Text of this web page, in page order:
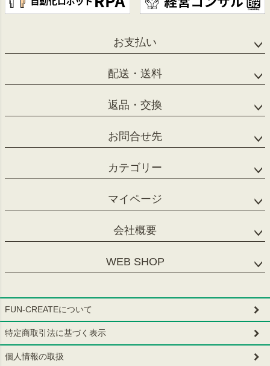
お支払い
配送・送料
返品・交換
お問合せ先
カテゴリー
マイページ
会社概要
WEB SHOP
FUN-CREATEについて
特定商取引法に基づく表示
個人情報の取扱